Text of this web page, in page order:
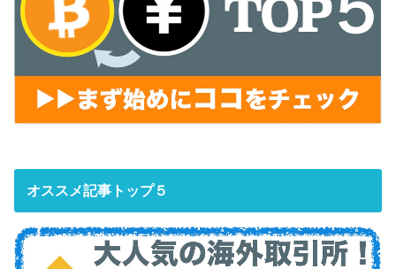
オススメ記事トップ５